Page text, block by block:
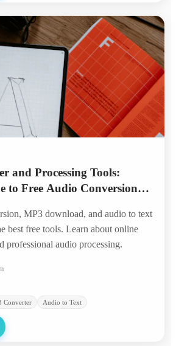
and Processing Tools:
to Free Audio Conversion
MP3 download, and audio to text
best free tools. Learn about online
professional audio processing.
Converter Audio to Text